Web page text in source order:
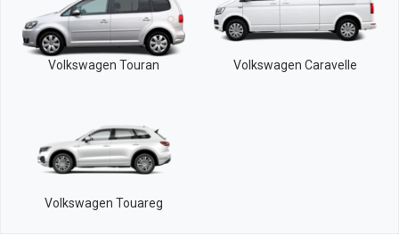
Volkswagen Touran Volkswagen Caravelle
Volkswagen Touareg